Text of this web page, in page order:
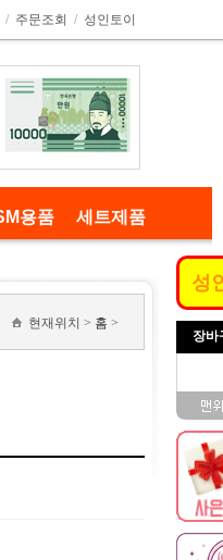
/ 주문조회 / 성인토이
용품 세트제품
현재위치 > 홈 >
성
장바